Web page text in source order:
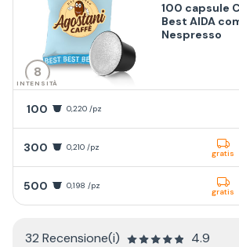
8
INTENSITÀ
100 capsule
Best AIDA
Nespresso
100 0,220 /pz
300 0,210 /pz
gratis
500 0,198 /pz
gratis
32 Recensione(i) 4.9